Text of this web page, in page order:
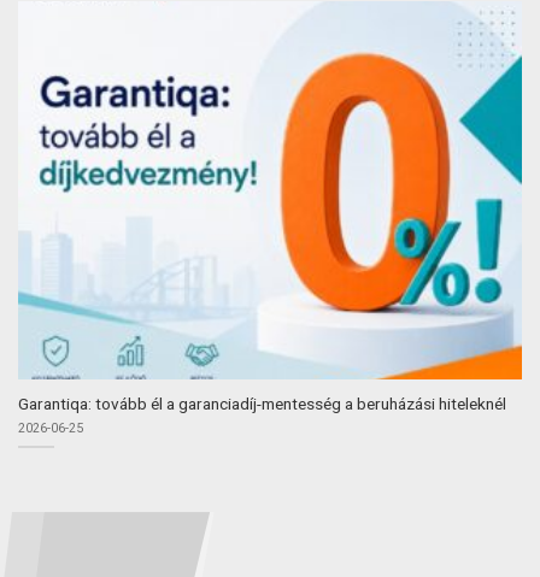
Garantiqa: tovább él a garanciadíj-mentesség a beruházási hiteleknél
2026-06-25